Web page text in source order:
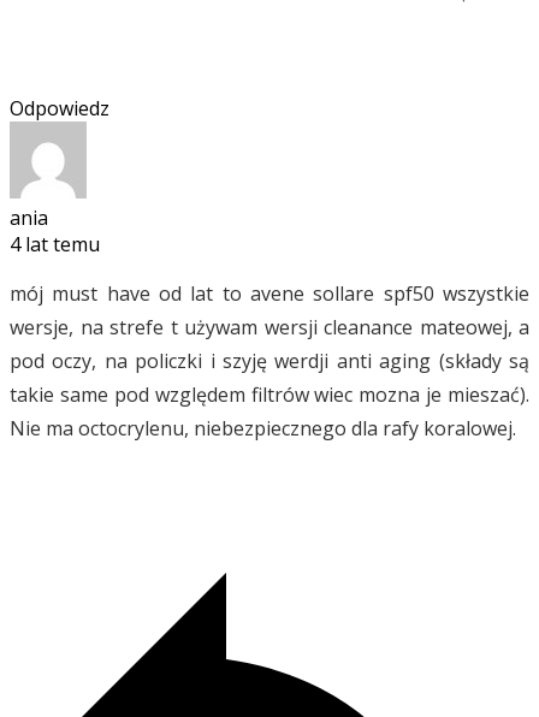
Odpowiedz
ania
4 lat temu
mój must have od lat to avene sollare spf50 wszystkie
wersje, na strefe t używam wersji cleanance mateowej, a
pod oczy, na policzki i szyję werdji anti aging (składy są
takie same pod względem filtrów wiec mozna je mieszać).
Nie ma octocrylenu, niebezpiecznego dla rafy koralowej.